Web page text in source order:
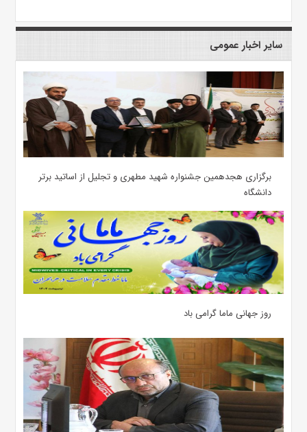
سایر اخبار عمومی
برگزاری هجدهمین جشنواره شهید مطهری و تجلیل از اساتید برتر
دانشگاه
روز جهانی ماما گرامی باد